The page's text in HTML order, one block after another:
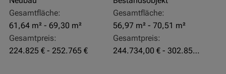
Gesamtfläche:
61,64 m² - 69,30 m²
Gesamtpreis:
224.825 € - 252.765 €
Gesamtfläche:
56,97 m² - 70,51 m²
Gesamtpreis:
244.734,00 € - 302.855,00 €